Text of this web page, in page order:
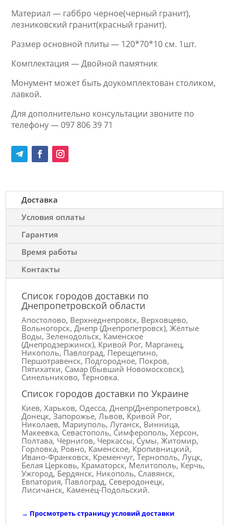
Материал — габбро черное(черный гранит),
лезниковский гранит(красный гранит).
Размер основной плиты — 120*70*10 см. 1шт.
Комплектация — Двойной памятник
Монумент может быть доукомплектован столиком,
лавкой.
Для дополнительно консультации звоните по
телефону — 097 806 39 71
Доставка
Условия оплаты
Гарантия
Время работы
Контакты
Список городов доставки по
Днепропетровской области
Апостолово, Верхнеднепровск, Верховцево,
Вольногорск, Днепр (Днепропетровск), Жёлтые
Воды, Зеленодольск, Каменское
(Днепродзержинск), Кривой Рог, Марганец,
Никополь, Павлоград, Перещепино,
Першотравенск, Подгородное, Покров,
Пятихатки, Самар (бывший Новомосковск),
Синельниково, Терновка.
Список городов доставки по Украине
Киев, Харьков, Одесса, Днепр(Днепропетровск),
Донецк, Запорожье, Львов, Кривой Рог,
Николаев, Мариуполь, Луганск, Винница,
Макеевка, Севастополь, Симферополь, Херсон,
Полтава, Чернигов, Черкассы, Сумы, Житомир,
Горловка, Ровно, Каменское, Кропивницкий,
Ивано-Франковск, Кременчуг, Тернополь, Луцк,
Белая Церковь, Краматорск, Мелитополь, Керчь,
Ужгород, Бердянск, Никополь, Славянск,
Евпатория, Павлоград, Северодонецк,
Лисичанск, Каменец-Подольский.
→ Просмотреть страницу условий доставки